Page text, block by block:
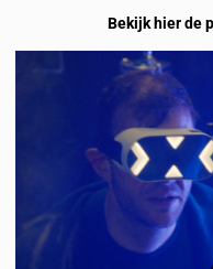
Bekijk hier de